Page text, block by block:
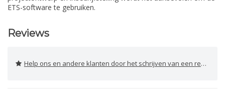
ETS-software te gebruiken.
Reviews
Help ons en andere klanten door het schrijven van een review